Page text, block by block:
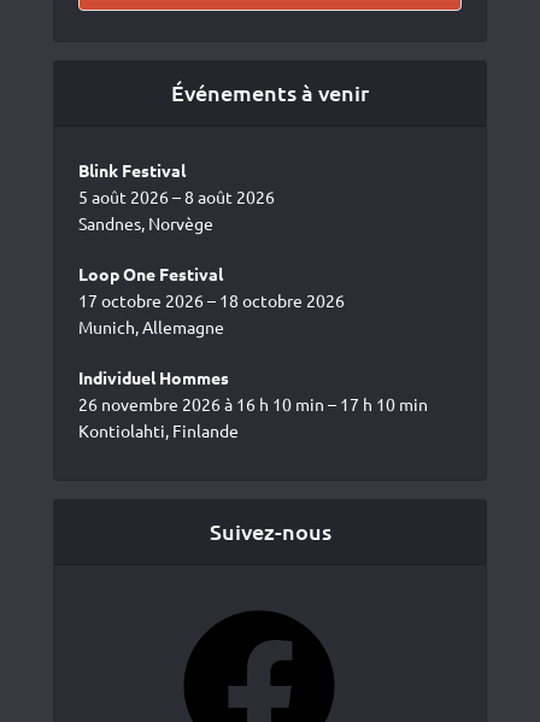
Événements à venir
Blink Festival
5 août 2026 – 8 août 2026
Sandnes, Norvège
Loop One Festival
17 octobre 2026 – 18 octobre 2026
Munich, Allemagne
Individuel Hommes
26 novembre 2026 à 16 h 10 min – 17 h 10 min
Kontiolahti, Finlande
Suivez-nous